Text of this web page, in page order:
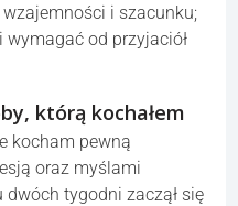
i szacunku;
od przyjaciół
którą kochałem
kocham pewną
oraz myślami
tygodni zaczął się